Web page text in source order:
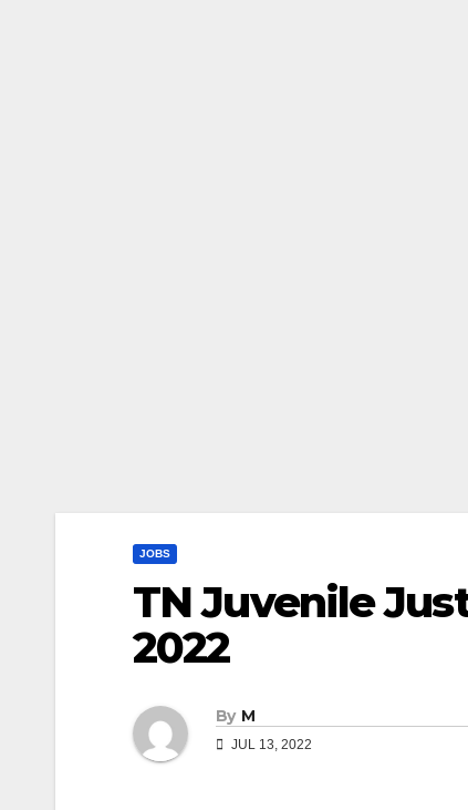
JOBS
TN Juvenile
2022
By M
JUL 13, 2022